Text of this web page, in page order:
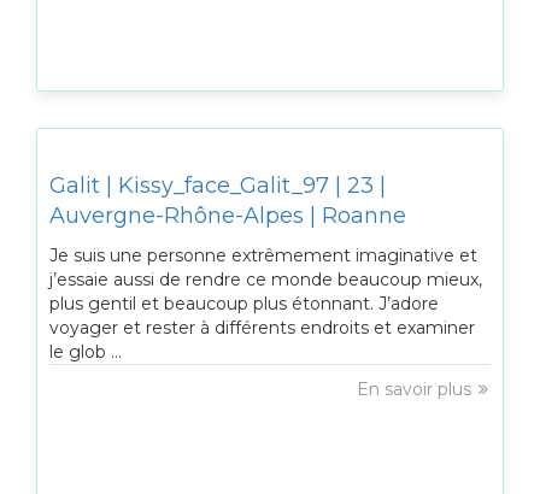
Galit | Kissy_face_Galit_97 | 23 |
Auvergne-Rhône-Alpes | Roanne
Je suis une personne extrêmement imaginative et
j’essaie aussi de rendre ce monde beaucoup mieux,
plus gentil et beaucoup plus étonnant. J’adore
voyager et rester à différents endroits et examiner
le glob ...
En savoir plus